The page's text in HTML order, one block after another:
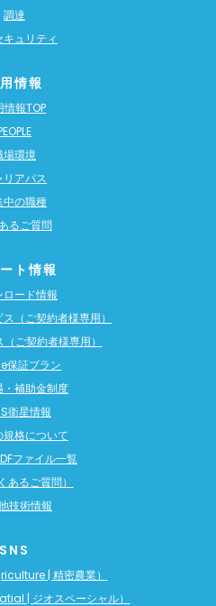
調達
ュリティ
情報
情報TOP
場環境
リアパス
中の職種
るご質問
ト情報
ロード情報
（ご契約者様専用）
ご契約者様専用）
保証プラン
・補助金制度
衛星情報
規格について
ファイル一覧
あるご質問）
技術情報
SNS
| 精密農業）
| ジオスペーシャル）